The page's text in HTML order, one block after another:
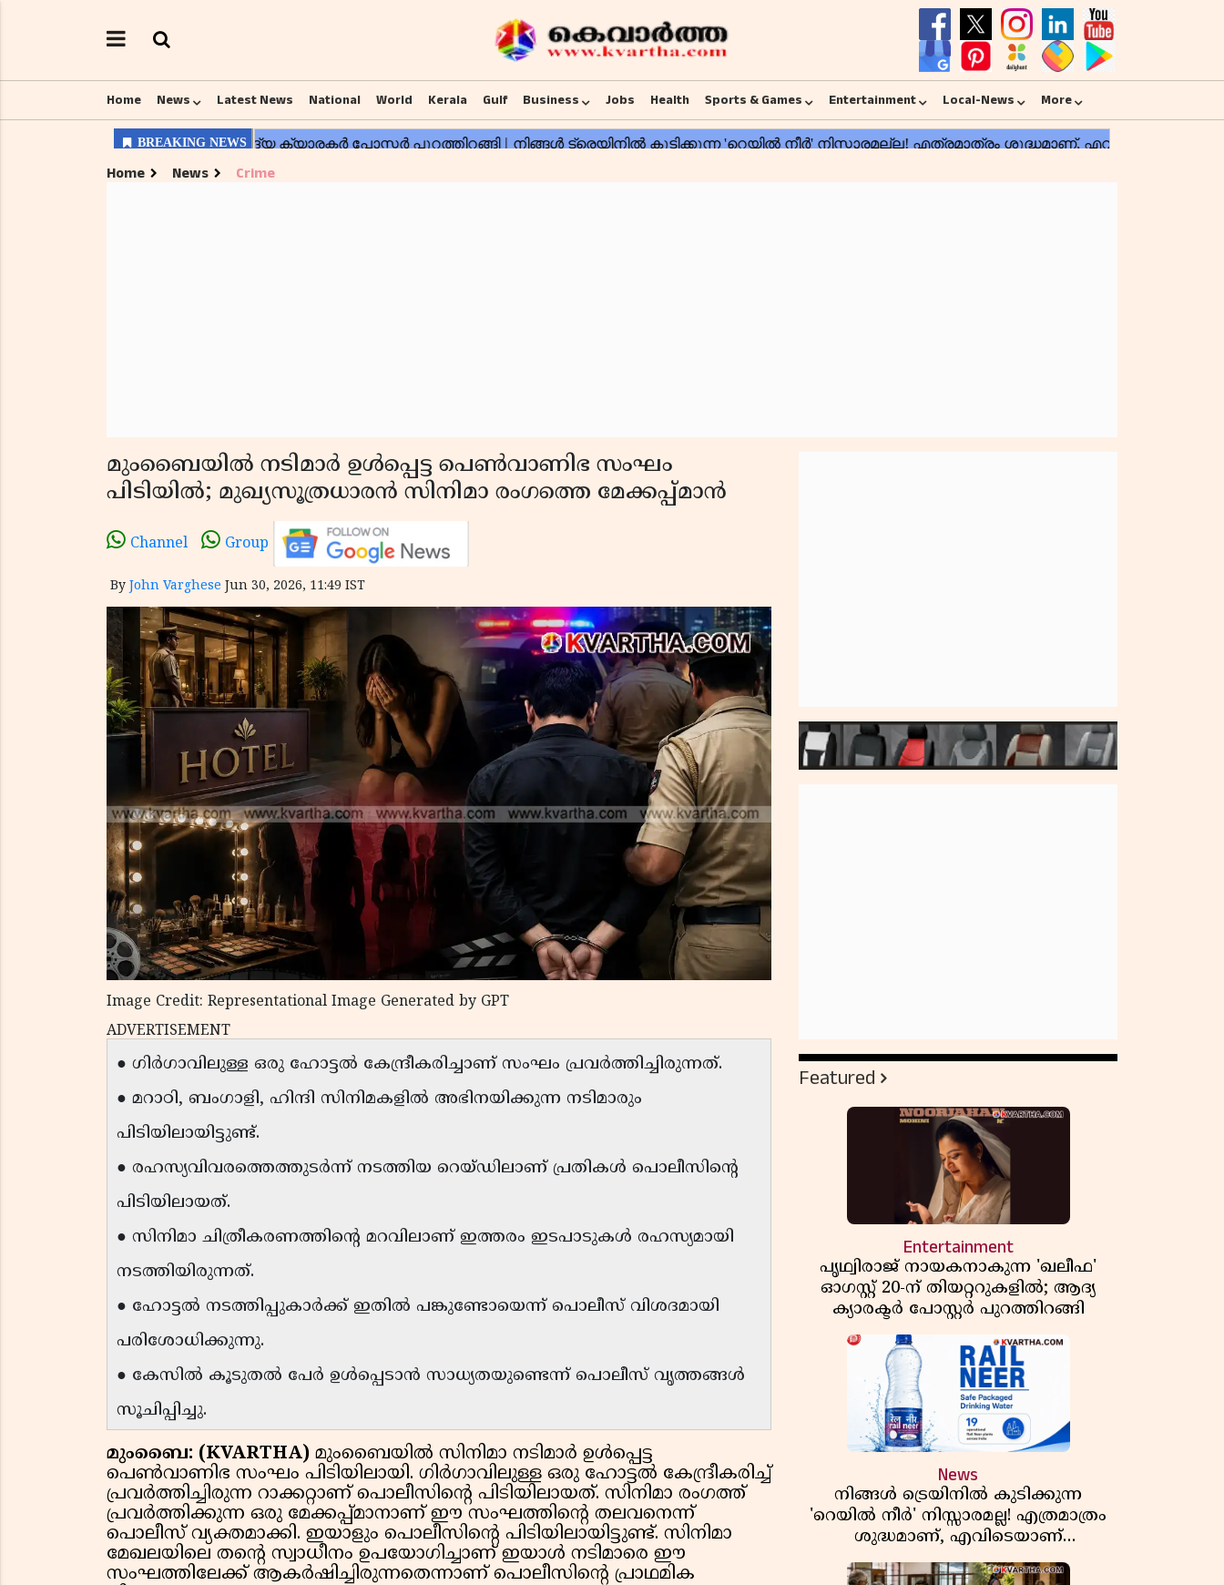
Home News Latest News National World Kerala Gulf Business Jobs Health Sports & Games Entertainment Local-News More
Home News Crime
മുംബൈയിൽ നടിമാർ ഉൾപ്പെട്ട പെൺവാണിഭ സംഘം
പിടിയിൽ; മുഖ്യസൂത്രധാരൻ സിനിമാ രംഗത്തെ മേക്കപ്പ്മാൻ
Channel Group
By John Varghese Jun 30, 2026, 11:49 IST
Image Credit: Representational Image Generated by GPT
ADVERTISEMENT
● ഗിർഗാവിലുള്ള ഒരു ഹോട്ടൽ കേന്ദ്രീകരിച്ചാണ് സംഘം പ്രവർത്തിച്ചിരുന്നത്.
● മറാഠി, ബംഗാളി, ഹിന്ദി സിനിമകളിൽ അഭിനയിക്കുന്ന നടിമാരും
പിടിയിലായിട്ടുണ്ട്.
● രഹസ്യവിവരത്തെത്തുടർന്ന് നടത്തിയ റെയ്ഡിലാണ് പ്രതികൾ പൊലീസിന്റെ
പിടിയിലായത്.
● സിനിമാ ചിത്രീകരണത്തിന്റെ മറവിലാണ് ഇത്തരം ഇടപാടുകൾ രഹസ്യമായി
നടത്തിയിരുന്നത്.
● ഹോട്ടൽ നടത്തിപ്പുകാർക്ക് ഇതിൽ പങ്കുണ്ടോയെന്ന് പൊലീസ് വിശദമായി
പരിശോധിക്കുന്നു.
● കേസിൽ കൂടുതൽ പേർ ഉൾപ്പെടാൻ സാധ്യതയുണ്ടെന്ന് പൊലീസ് വൃത്തങ്ങൾ
സൂചിപ്പിച്ചു.
മുംബൈ: (KVARTHA) മുംബൈയിൽ സിനിമാ നടിമാർ ഉൾപ്പെട്ട
പെൺവാണിഭ സംഘം പിടിയിലായി. ഗിർഗാവിലുള്ള ഒരു ഹോട്ടൽ കേന്ദ്രീകരിച്ച്
പ്രവർത്തിച്ചിരുന്ന റാക്കറ്റാണ് പൊലീസിൻ്റെ പിടിയിലായത്. സിനിമാ രംഗത്ത്
പ്രവർത്തിക്കുന്ന ഒരു മേക്കപ്പ്മാനാണ് ഈ സംഘത്തിൻ്റെ തലവനെന്ന്
പൊലീസ് വ്യക്തമാക്കി. ഇയാളും പൊലീസിൻ്റെ പിടിയിലായിട്ടുണ്ട്. സിനിമാ
മേഖലയിലെ തൻ്റെ സ്വാധീനം ഉപയോഗിച്ചാണ് ഇയാൾ നടിമാരെ ഈ
സംഘത്തിലേക്ക് ആകർഷിച്ചിരുന്നതെന്നാണ് പൊലീസിൻ്റെ പ്രാഥമിക
Featured
Entertainment
പൃഥ്വിരാജ് നായകനാകുന്ന 'ഖലീഫ'
ഓഗസ്റ്റ് 20-ന് തിയറ്ററുകളിൽ; ആദ്യ
ക്യാരക്ടർ പോസ്റ്റർ പുറത്തിറങ്ങി
News
നിങ്ങൾ ട്രെയിനിൽ കുടിക്കുന്ന
'റെയിൽ നീർ' നിസ്സാരമല്ല! എത്രമാത്രം
ശുദ്ധമാണ്, എവിടെയാണ്
ഉണ്ടാക്കുന്നത്? നിർമാണ രഹസ്യങ്ങൾ
അത്ഭുതപ്പെടുത്തും